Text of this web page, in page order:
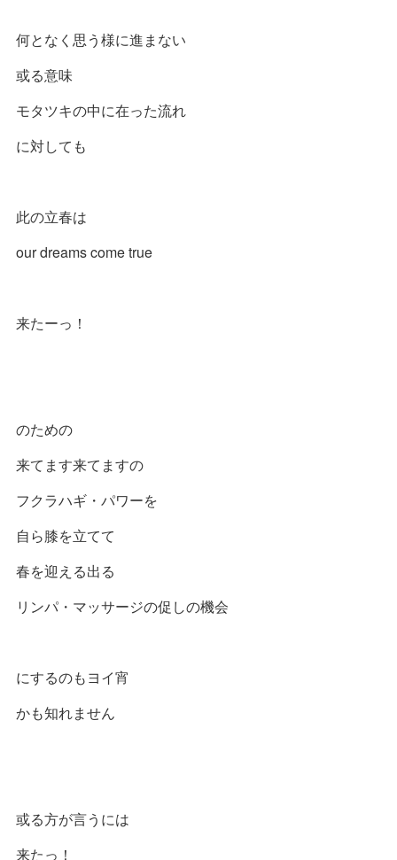
何となく思う様に進まない
或る意味
モタツキの中に在った流れ
に対しても
此の立春は
our dreams come true
来たーっ！
のための
来てます来てますの
フクラハギ・パワーを
自ら膝を立てて
春を迎える出る
リンパ・マッサージの促しの機会
にするのもヨイ宵
かも知れません
或る方が言うには
来たっ！